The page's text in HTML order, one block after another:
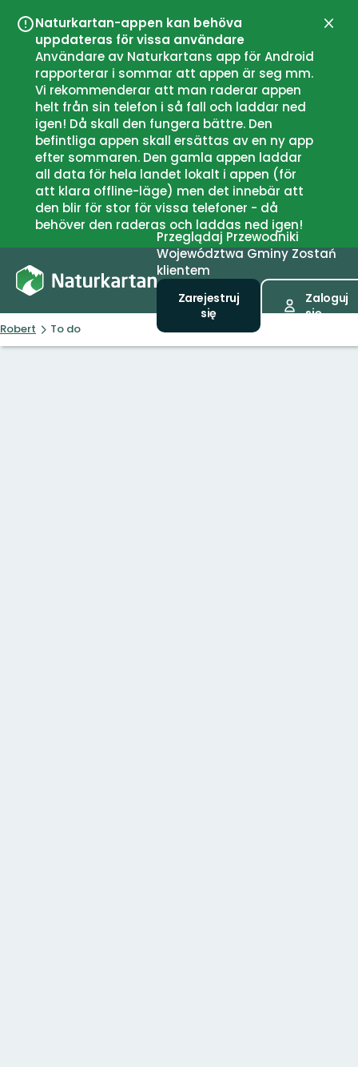
Naturkartan-appen kan behöva
uppdateras för vissa användare
Användare av Naturkartans app för Android
rapporterar i sommar att appen är seg mm.
Vi rekommenderar att man raderar appen
helt från sin telefon i så fall och laddar ned
igen! Då skall den fungera bättre. Den
befintliga appen skall ersättas av en ny app
efter sommaren. Den gamla appen laddar
all data för hela landet lokalt i appen (för
att klara offline-läge) men det innebär att
den blir för stor för vissa telefoner - då
behöver den raderas och laddas ned igen!
Przeglądaj Przewodniki
Województwa Gminy Zostań
klientem
Zarejestruj
się
Zaloguj
się
Robert To do